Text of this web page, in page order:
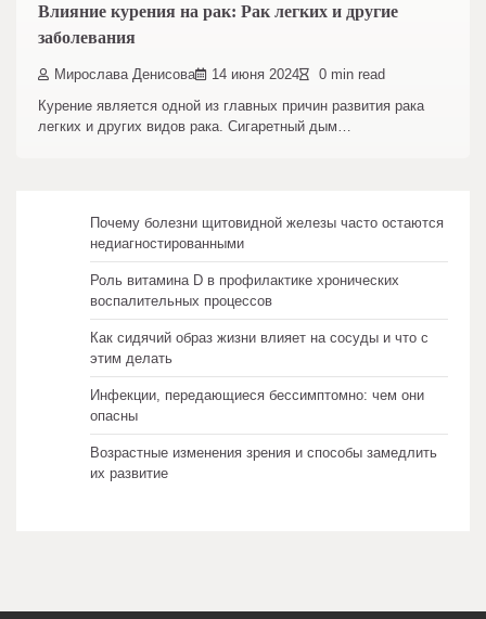
Влияние курения на рак: Рак легких и другие
заболевания
Мирослава Денисова 14 июня 2024 0 min read
Курение является одной из главных причин развития рака
легких и других видов рака. Сигаретный дым…
Почему болезни щитовидной железы часто остаются
недиагностированными
Роль витамина D в профилактике хронических
воспалительных процессов
Как сидячий образ жизни влияет на сосуды и что с
этим делать
Инфекции, передающиеся бессимптомно: чем они
опасны
Возрастные изменения зрения и способы замедлить
их развитие